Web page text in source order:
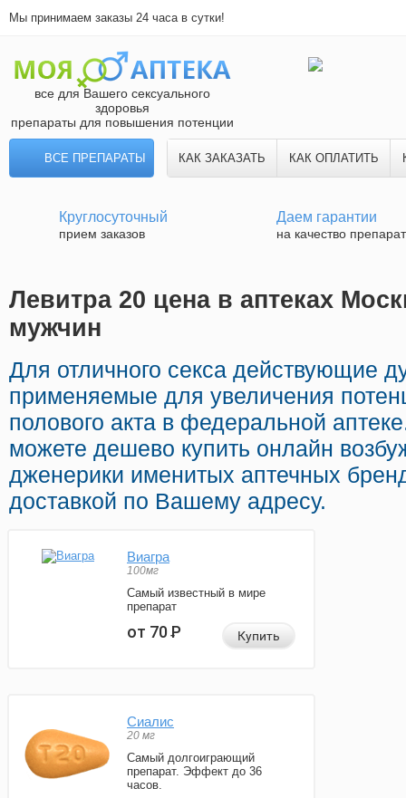
Мы принимаем заказы 24 часа в сутки!
все для Вашего сексуального
здоровья
препараты для повышения потенции
ВСЕ ПРЕПАРАТЫ КАК ЗАКАЗАТЬ КАК ОПЛАТИТЬ
Круглосуточный
прием заказов
Даем гарантии
на качество
Левитра 20 цена в аптеках
мужчин
Для отличного секса действующие
применяемые для увеличения
полового акта в федеральной
можете дешево купить онлайн
дженерики именитых аптечных
доставкой по Вашему адресу.
Виагра
100мг
Самый известный в мире
препарат
от 70Р Купить
Сиалис
20 мг
Самый долгоиграющий
препарат. Эффект до 36
часов.